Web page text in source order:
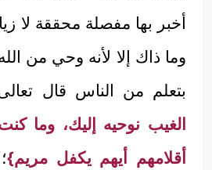
أخبر بها مفصلة محققة لا
وما ذاك إلا لأنه وحي من
بتعلم من الناس قال
الغيب نوحيه إليك، وما
أقلامهم أيهم يكفل مريم}